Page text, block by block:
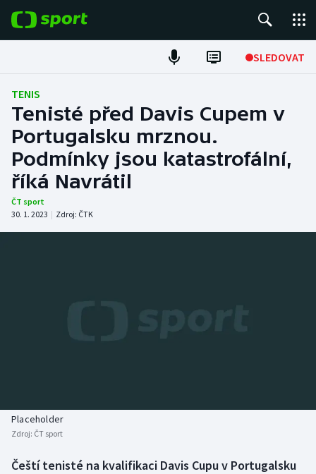
SLEDOVAT
Fotbal
Hokej
Tenis
Atletika
Boby a skeleton
Box
AZ kvíz
TENIS
Tenisté před Davis Cupem v
Portugalsku mrznou.
Podmínky jsou katastrofální,
říká Navrátil
ČT sport
30. 1. 2023 | Zdroj: ČTK
Placeholder
Zdroj: ČT sport
Čeští tenisté na kvalifikaci Davis Cupu v Portugalsku